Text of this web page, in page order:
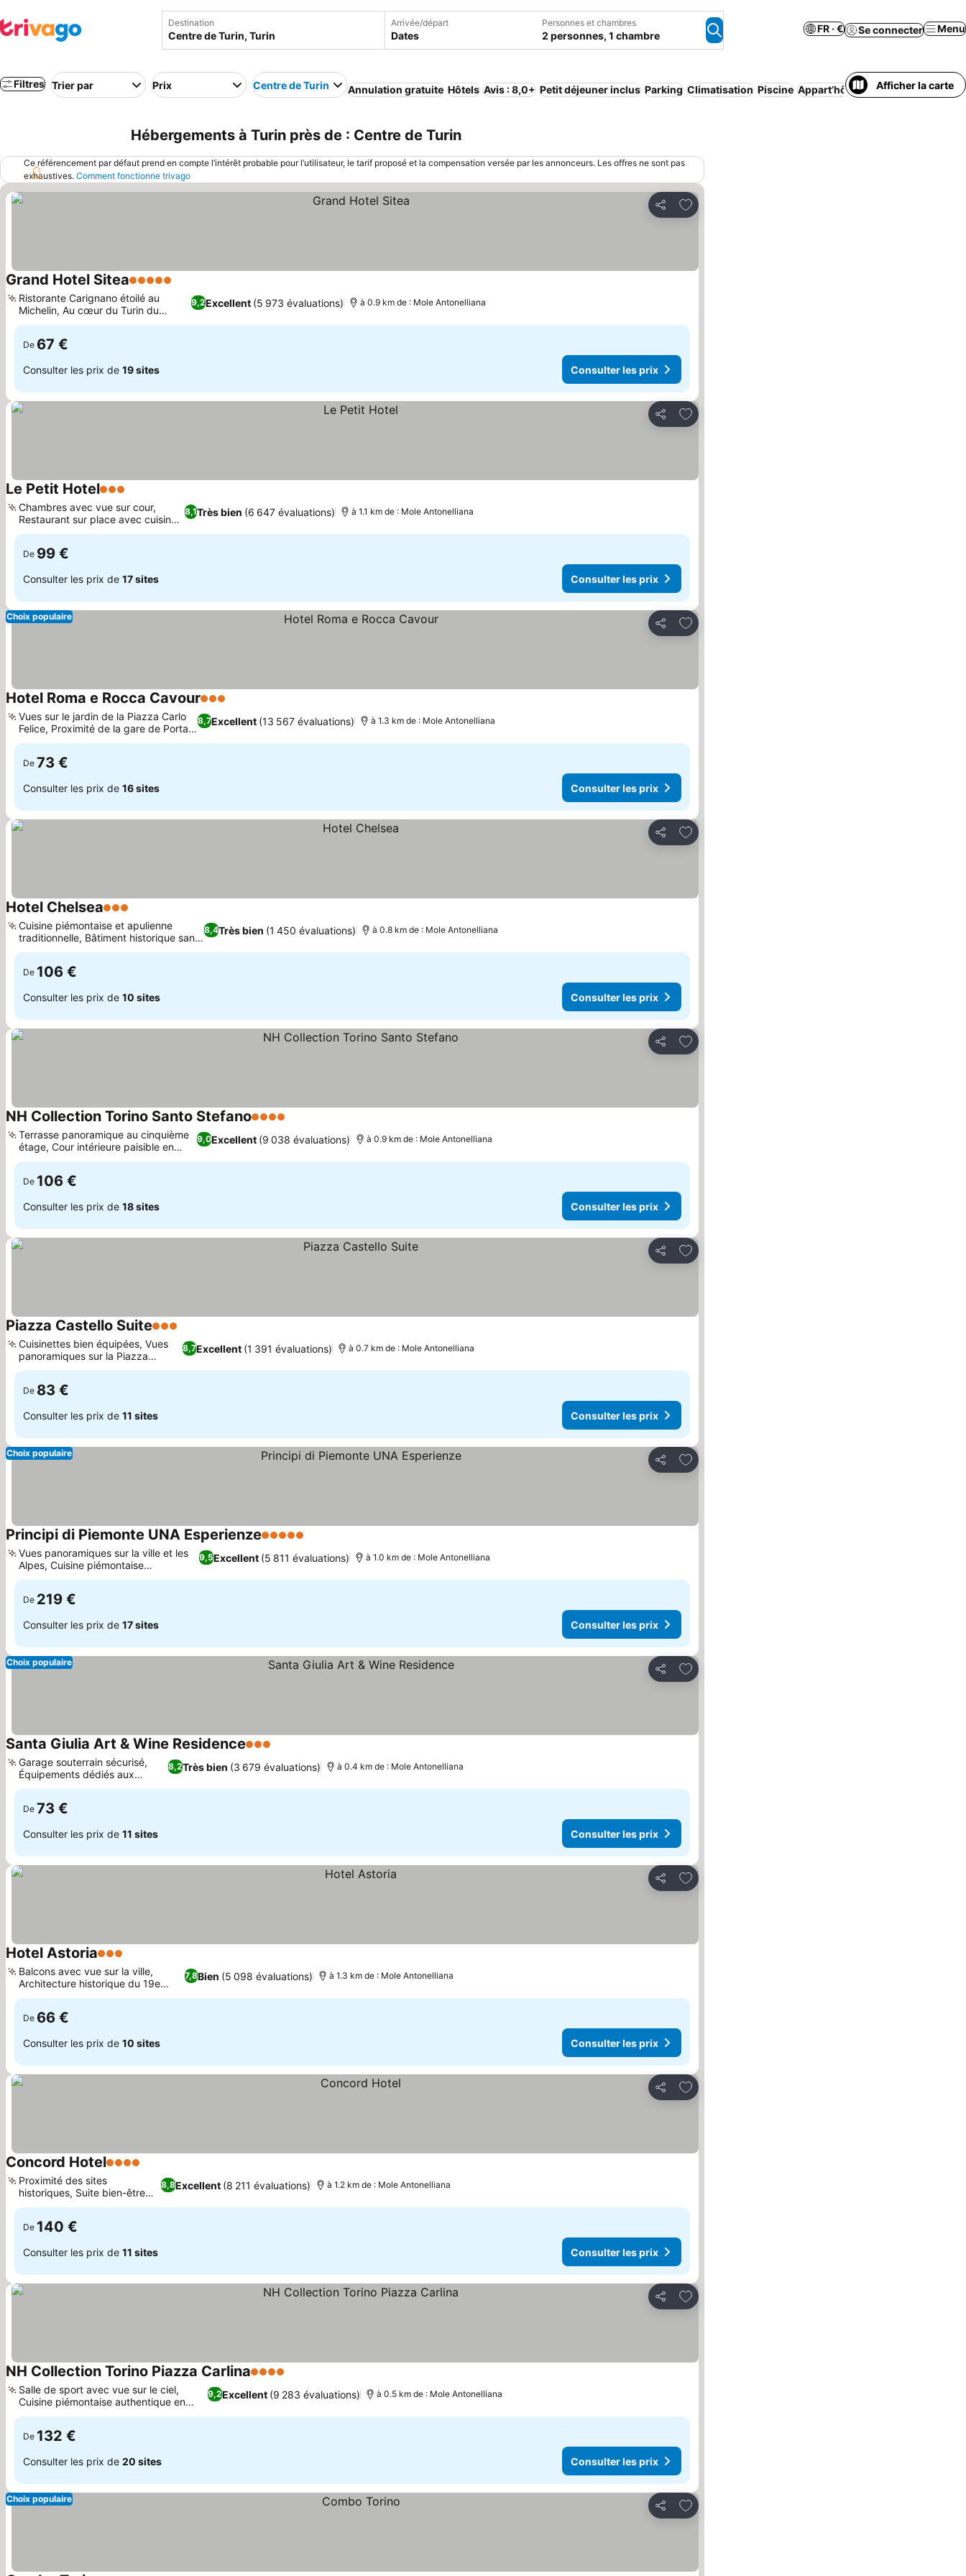
Destination Arrivée/départ
Dates
Personnes et chambres
2 personnes, 1 chambre
FR · € Se connecter Menu
Filtres Trier par Prix Centre de Turin Annulation gratuite Hôtels Avis : 8,0+ Petit déjeuner inclus Parking Climatisation Piscine Appart’hôtel Bed & Breakfast
Afficher la carte
Hébergements à Turin près de : Centre de Turin
Ce référencement par défaut prend en compte l’intérêt probable pour l’utilisateur, le tarif proposé et la compensation versée par les annonceurs. Les offres ne sont pas
exhaustives. Comment fonctionne trivago
Partager
Ajouter à mes favoris
Grand Hotel Sitea5 Étoiles
9,2Excellent (5 973 évaluations)
Ristorante Carignano étoilé au
Michelin, Au cœur du Turin du
Risorgimento
à 0.9 km de : Mole Antonelliana
De 67 €
Consulter les prix de 19 sites Consulter les prix
Partager
Ajouter à mes favoris
Le Petit Hotel3 Étoiles
8,1Très bien (6 647 évaluations)
Chambres avec vue sur cour,
Restaurant sur place avec cuisine
locale
à 1.1 km de : Mole Antonelliana
De 99 €
Consulter les prix de 17 sites Consulter les prix
Partager
Ajouter à mes favoris
Choix populaire
Hotel Roma e Rocca Cavour3 Étoiles
8,7Excellent (13 567 évaluations)
Vues sur le jardin de la Piazza Carlo
Felice, Proximité de la gare de Porta
Nuova
à 1.3 km de : Mole Antonelliana
De 73 €
Consulter les prix de 16 sites Consulter les prix
Partager
Ajouter à mes favoris
Hotel Chelsea3 Étoiles
8,4Très bien (1 450 évaluations)
Cuisine piémontaise et apulienne
traditionnelle, Bâtiment historique sans
ascenseur
à 0.8 km de : Mole Antonelliana
De 106 €
Consulter les prix de 10 sites Consulter les prix
Partager
Ajouter à mes favoris
NH Collection Torino Santo Stefano4 Étoiles
9,0Excellent (9 038 évaluations)
Terrasse panoramique au cinquième
étage, Cour intérieure paisible en
plein air
à 0.9 km de : Mole Antonelliana
De 106 €
Consulter les prix de 18 sites Consulter les prix
Partager
Ajouter à mes favoris
Piazza Castello Suite3 Étoiles
8,7Excellent (1 391 évaluations)
Cuisinettes bien équipées, Vues
panoramiques sur la Piazza
Castello
à 0.7 km de : Mole Antonelliana
De 83 €
Consulter les prix de 11 sites Consulter les prix
Partager
Ajouter à mes favoris
Choix populaire
Principi di Piemonte UNA Esperienze5 Étoiles
9,5Excellent (5 811 évaluations)
Vues panoramiques sur la ville et les
Alpes, Cuisine piémontaise
gastronomique
à 1.0 km de : Mole Antonelliana
De 219 €
Consulter les prix de 17 sites Consulter les prix
Partager
Ajouter à mes favoris
Choix populaire
Santa Giulia Art & Wine Residence3 Étoiles
8,2Très bien (3 679 évaluations)
Garage souterrain sécurisé,
Équipements dédiés aux
familles
à 0.4 km de : Mole Antonelliana
De 73 €
Consulter les prix de 11 sites Consulter les prix
Partager
Ajouter à mes favoris
Hotel Astoria3 Étoiles
7,8Bien (5 098 évaluations)
Balcons avec vue sur la ville,
Architecture historique du 19e
siècle
à 1.3 km de : Mole Antonelliana
De 66 €
Consulter les prix de 10 sites Consulter les prix
Partager
Ajouter à mes favoris
Concord Hotel4 Étoiles
8,8Excellent (8 211 évaluations)
Proximité des sites
historiques, Suite bien-être
exclusive
à 1.2 km de : Mole Antonelliana
De 140 €
Consulter les prix de 11 sites Consulter les prix
Partager
Ajouter à mes favoris
NH Collection Torino Piazza Carlina4 Étoiles
9,2Excellent (9 283 évaluations)
Salle de sport avec vue sur le ciel,
Cuisine piémontaise authentique en
cour intérieure
à 0.5 km de : Mole Antonelliana
De 132 €
Consulter les prix de 20 sites Consulter les prix
Partager
Ajouter à mes favoris
Choix populaire